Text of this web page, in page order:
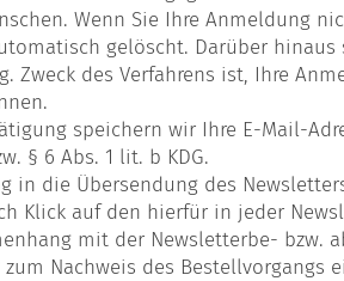
Wenn Sie Ihre Anmeldung
gelöscht. Darüber
Zweck des Verfahrens ist, Ihre
speichern wir Ihre E-Mail-
§ 6 Abs. 1 lit. b KDG.
in die Übersendung des
Klick auf den hierfür in jeder
mit der Newsletterbe- bzw.
Nachweis des Bestellvorgangs